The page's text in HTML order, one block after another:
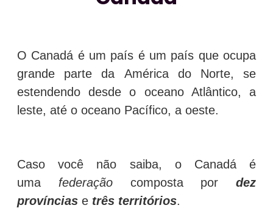
O Canadá é um país é um país que ocupa
grande parte da América do Norte, se
estendendo desde o oceano Atlântico, a
leste, até o oceano Pacífico, a oeste.
Caso você não saiba, o Canadá é
uma federaçãocomposta por dez
províncias e três territórios.